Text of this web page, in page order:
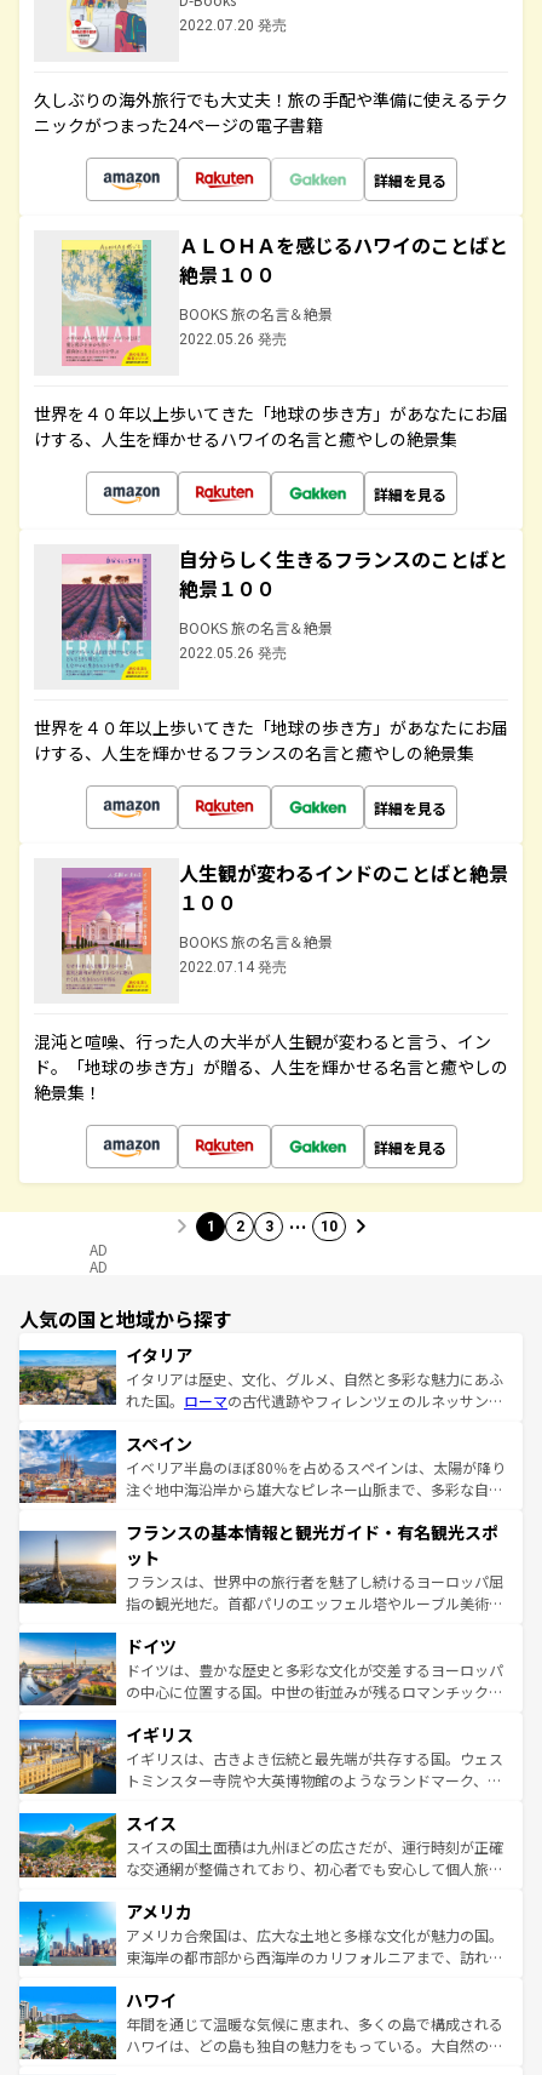
2022.07.20 発売
久しぶりの海外旅行でも大丈夫！旅の手配や準備に使えるテク
ニックがつまった24ページの電子書籍
詳細を見る
ＡＬＯＨＡを感じるハワイのことばと
絶景１００
BOOKS 旅の名言＆絶景
2022.05.26 発売
世界を４０年以上歩いてきた「地球の歩き方」があなたにお届
けする、人生を輝かせるハワイの名言と癒やしの絶景集
詳細を見る
自分らしく生きるフランスのことばと
絶景１００
BOOKS 旅の名言＆絶景
2022.05.26 発売
世界を４０年以上歩いてきた「地球の歩き方」があなたにお届
けする、人生を輝かせるフランスの名言と癒やしの絶景集
詳細を見る
人生観が変わるインドのことばと絶景
１００
BOOKS 旅の名言＆絶景
2022.07.14 発売
混沌と喧噪、行った人の大半が人生観が変わると言う、イン
ド。「地球の歩き方」が贈る、人生を輝かせる名言と癒やしの
絶景集！
詳細を見る
1 2 3 … 10
AD
AD
人気の国と地域から探す
イタリア
イタリアは歴史、文化、グルメ、自然と多彩な魅力にあふ
れた国。 ローマの古代遺跡やフィレンツェのルネッサンス
ろん、トスカーナの美しい田園風景やアマルフィ海岸の絶
景など、自然景観も見逃せない。観光の合間には、本場の
ピザやパスタなど、絶品のイタリア料理を堪能することも
ませてくれるイタリアで、忘れられない旅をしてみよう！
なお、新着のイタリア情報は
しい。
スペイン
イベリア半島のほぼ80％を占めるスペインは、太陽が降り
注ぐ地中海沿岸から雄大なピレネー山脈まで、多彩な自然
文化が根付くこの国では、情熱的なフラメンコ、熱気あふ
れる闘牛、そして美味しいタパスが生活の一部となってい
る。首都マドリードの洗練された雰囲気や、バルセロナの
アートに溢れた街角から、地方では古代ローマ遺跡や中世
せる。地方によって風土や気候が異なるスペインはその個
性で訪れる人を魅了する。 なお、新着のスペイン情報は コ
ンテンツ一覧を参照してほしい。
フランスの基本情報と観光ガイド・有名観光スポ
ット
フランスは、世界中の旅行者を魅了し続けるヨーロッパ屈
指の観光地だ。首都パリのエッフェル塔やルーブル美術館
で、幅広い魅力が詰まっている。華麗な宮殿、歴史的な大
聖堂、美しいビーチ、そして豊かな自然が、訪れる者を心
から魅了する。また、フランスは美食の国としても知ら
いる。シャンパンの発祥地であるランス、プロヴァンスの
香り高いラベンダー畑など、多彩な楽しみ方が可能だ。さ
らに、パリ以外の地域にも魅力が溢れており、どの街角に
れる地方に足を運ぶとそれぞれで全く異なる文化を体験で
きるだろう。 なお、新着のフランス情報はコンテンツ一覧
を参照してほしい。
ドイツ
ドイツは、豊かな歴史と多彩な文化が交差するヨーロッパ
の中心に位置する国。中世の街並みが残るロマンチック街
顔を持つこの国は、どこを歩いても飽きることがない。ベ
ルリンの文化的活気、バイエルン州のアルプスの絶景、そ
してライン川沿いのワイン畑といった風景は必見。ビール
は、お酒好きな人にはぜひ体験してほしい。 なお、新着の
ドイツ情報はコンテンツ一覧を参照してほしい。
イギリス
イギリスは、古きよき伝統と最先端が共存する国。ウェス
トミンスター寺院や大英博物館のようなランドマーク、歴
リアごとに異なる魅力がある。また、優雅なアフタヌーン
ティー、ビール好きにはたまらない英国パブ、サッカー観
戦など、本場だからこそできる体験も豊富。イギリスを旅
ンツ一覧を参照してほしい。
スイス
スイスの国土面積は九州ほどの広さだが、運行時刻が正確
な交通網が整備されており、初心者でも安心して個人旅行
の建物がそのまま残る町や、スイスならではのユニークな
博物館もあり、アルプス観光だけでなく町歩きも満喫する
ことができる。国民の所得が高いため物価も高いが、旅行
ば市内交通費無料で観光を楽しむこともできる。 なお、新
着のスイス情報はコンテンツ一覧 を参照してほしい。
アメリカ
アメリカ合衆国は、広大な土地と多様な文化が魅力の国。
東海岸の都市部から西海岸のカリフォルニアまで、訪れる
のような巨大都市は、観光、ショッピング、エンターテイ
ンメントが詰まった刺激的なスポットだ。一方、アメリカ
西部には大自然が広がり、グランドキャニオンやイエロー
ハワイ
年間を通じて温暖な気候に恵まれ、多くの島で構成される
ハワイは、どの島も独自の魅力をもっている。大自然の神